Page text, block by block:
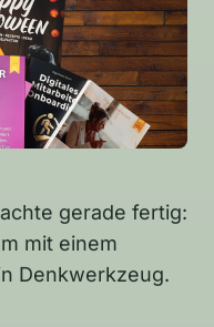
gerade fertig:
mit einem
Denkwerkzeug.